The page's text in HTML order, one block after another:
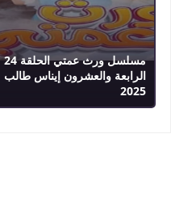
مسلسل ورث عمتي الحلقة 24
الرابعة والعشرون إيناس طالب
2025